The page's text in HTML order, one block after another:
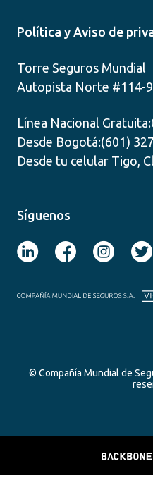
Política y Aviso de
Torre Seguros Mundial
Autopista Norte #114-
Línea Nacional Gratuita:
Desde Bogotá:(601)
Desde tu celular Tigo,
Síguenos
© Compañía Mundial de